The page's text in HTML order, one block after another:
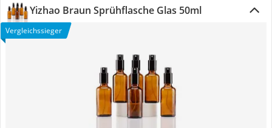
Yizhao Braun Sprühflasche Glas 50ml
Vergleichssieger